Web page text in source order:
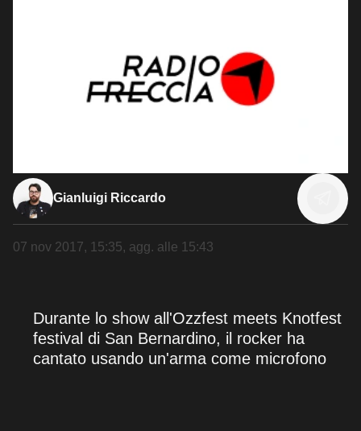
Gianluigi Riccardo
07 nov 2017, 15:35, agg. alle 15:43
Durante lo show all'Ozzfest meets Knotfest
festival di San Bernardino, il rocker ha
cantato usando un'arma come microfono